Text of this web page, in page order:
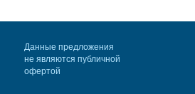
Данные предложения
не являются публичной
офертой